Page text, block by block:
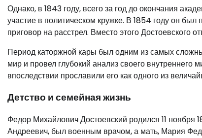
Однако, в 1843 году, всего за год до окончания
участие в политическом кружке. В 1854 году он
приговор на расстрел. Вместо этого Достоевского
Период каторжной кары был одним из самых
мир и провел глубокий анализ своего
впоследствии прославили его как одного из
Детство и семейная жизнь
Федор Михайлович Достоевский родился 11
Андреевич, был военным врачом, а мать, Мария